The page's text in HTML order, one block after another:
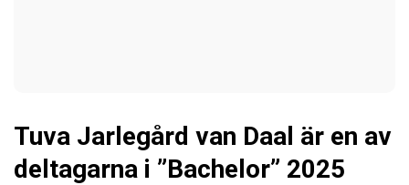
Tuva Jarlegård van Daal är en av
deltagarna i ”Bachelor” 2025